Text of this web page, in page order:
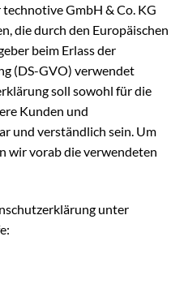
GmbH & Co. KG
die durch den Europäischen
beim Erlass der
(DS-GVO) verwendet
soll sowohl für die
Kunden und
und verständlich sein. Um
wir vorab die verwendeten
unter